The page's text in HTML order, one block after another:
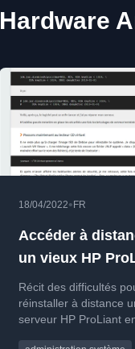
Hardware
18/04/2022• FR
Accéder à
un vieux HP
MicroServer en
quelle galère !
Récit des difficultés
réinstaller à distance
serveur HP ProLiant